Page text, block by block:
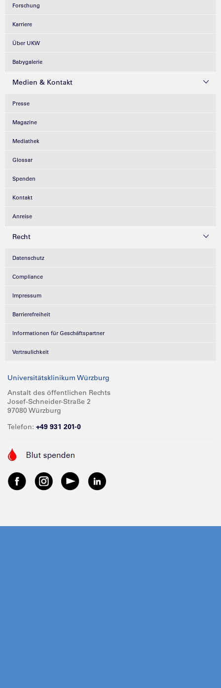
Forschung
Karriere
Über UKW
Babygalerie
Medien & Kontakt
Presse
Magazine
Mediathek
Glossar
Spenden
Kontakt
Anreise
Recht
Datenschutz
Compliance
Impressum
Barrierefreiheit
Informationen für Geschäftspartner
Vertraulichkeit
Universitätsklinikum Würzburg
Anstalt des öffentlichen Rechts
Josef-Schneider-Straße 2
97080 Würzburg
Telefon: +49 931 201-0